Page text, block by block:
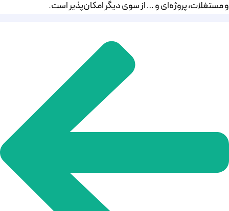
و مستغلات، پروژه‌ای و … از سوی دیگر امکان‌پذیر است.